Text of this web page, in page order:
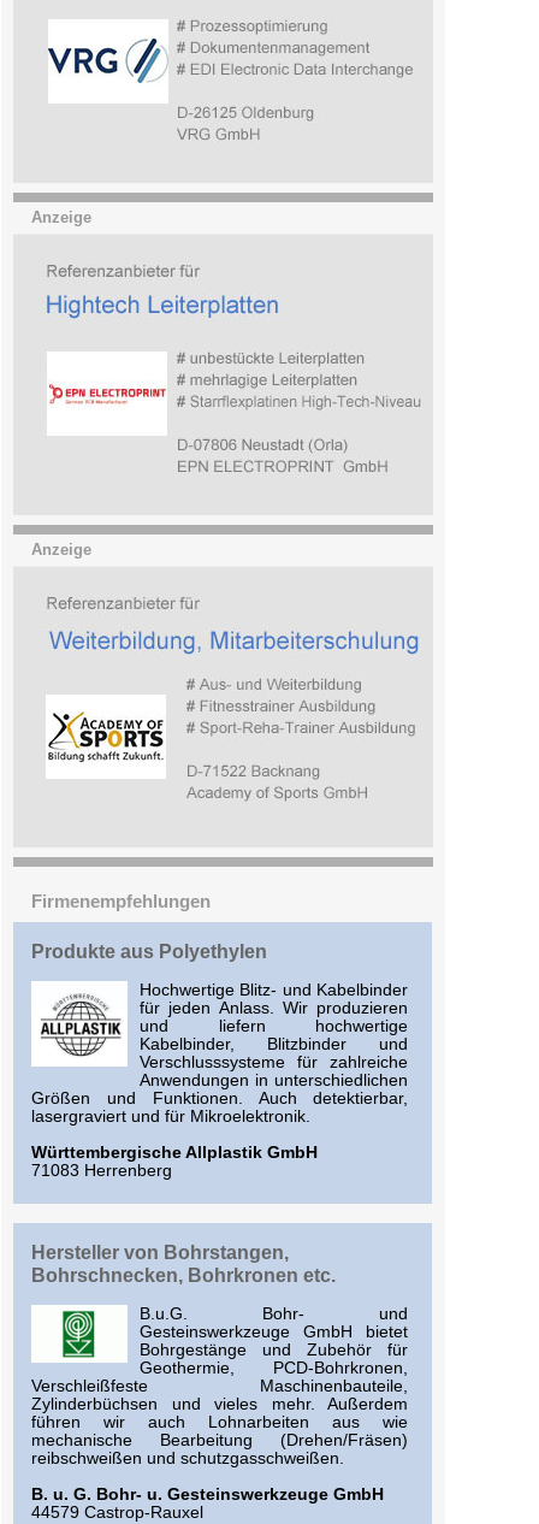
Anzeige
Anzeige
Firmenempfehlungen
Produkte aus Polyethylen
Hochwertige Blitz- und Kabelbinder
für jeden Anlass. Wir produzieren
und liefern hochwertige
Kabelbinder, Blitzbinder und
Verschlusssysteme für zahlreiche
Anwendungen in unterschiedlichen
Größen und Funktionen. Auch detektierbar,
lasergraviert und für Mikroelektronik.
Württembergische Allplastik GmbH
71083 Herrenberg
Hersteller von Bohrstangen,
Bohrschnecken, Bohrkronen etc.
B.u.G. Bohr- und
Gesteinswerkzeuge GmbH bietet
Bohrgestänge und Zubehör für
Geothermie, PCD-Bohrkronen,
Verschleißfeste Maschinenbauteile,
Zylinderbüchsen und vieles mehr. Außerdem
führen wir auch Lohnarbeiten aus wie
mechanische Bearbeitung (Drehen/Fräsen)
reibschweißen und schutzgasschweißen.
B. u. G. Bohr- u. Gesteinswerkzeuge GmbH
44579 Castrop-Rauxel